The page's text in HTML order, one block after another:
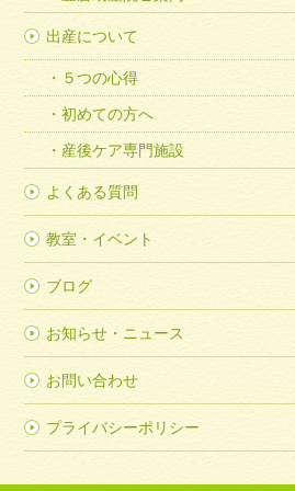
出産について
５つの心得
初めての方へ
産後ケア専門施設
よくある質問
教室・イベント
ブログ
お知らせ・ニュース
お問い合わせ
プライバシーポリシー